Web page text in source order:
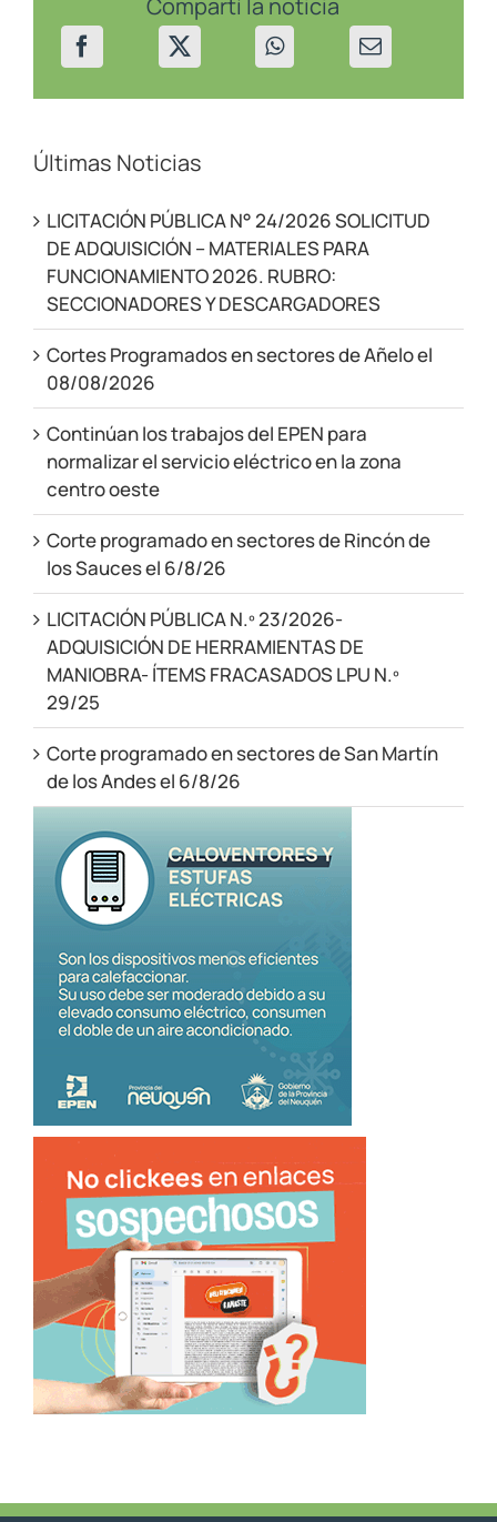
Compartí la noticia
Últimas Noticias
LICITACIÓN PÚBLICA N° 24/2026 SOLICITUD
DE ADQUISICIÓN – MATERIALES PARA
FUNCIONAMIENTO 2026. RUBRO:
SECCIONADORES Y DESCARGADORES
Cortes Programados en sectores de Añelo el
08/08/2026
Continúan los trabajos del EPEN para
normalizar el servicio eléctrico en la zona
centro oeste
Corte programado en sectores de Rincón de
los Sauces el 6/8/26
LICITACIÓN PÚBLICA N.º 23/2026-
ADQUISICIÓN DE HERRAMIENTAS DE
MANIOBRA- ÍTEMS FRACASADOS LPU N.º
29/25
Corte programado en sectores de San Martín
de los Andes el 6/8/26